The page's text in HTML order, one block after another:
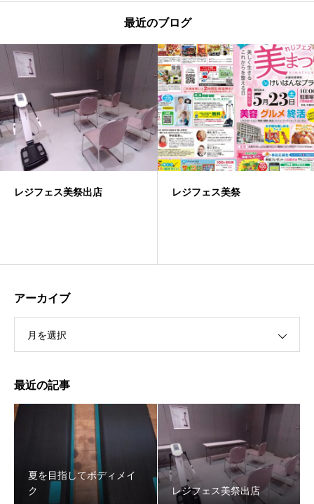
最近のブログ
レジフェス美祭出店 レジフェス美祭
アーカイブ
月を選択
最近の記事
夏を目指してボディメイ
ク
レジフェス美祭出店